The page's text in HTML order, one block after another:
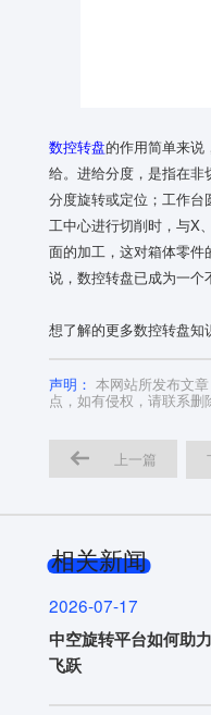
数控转盘的作用简单来说
给。进给分度，是指在非
分度旋转或定位；工作台
工中心进行切削时，与X
面的加工，这对箱体零
说，数控转盘已成为一个
想了解的更多数控转盘知
声明： 本网站所发布文
点，如有侵权，请联系删
上一篇
相关新闻
2026-07-17
中空旋转平台如何助
飞跃